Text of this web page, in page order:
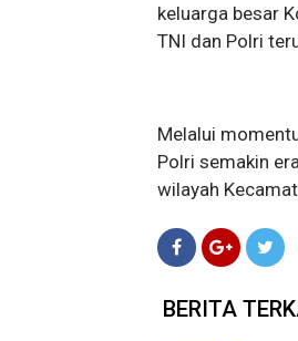
keluarga besar
TNI dan Polri
Melalui
Polri semakin
wilayah
BERITA